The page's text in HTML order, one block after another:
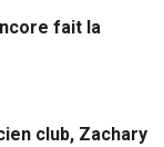
fait la
club, Zachary